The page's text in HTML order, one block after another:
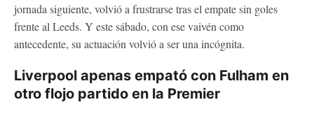
jornada siguiente, volvió a frustrarse tras el empate sin goles
frente al Leeds. Y este sábado, con ese vaivén como
antecedente, su actuación volvió a ser una incógnita.
Liverpool apenas empató con Fulham en
otro flojo partido en la Premier